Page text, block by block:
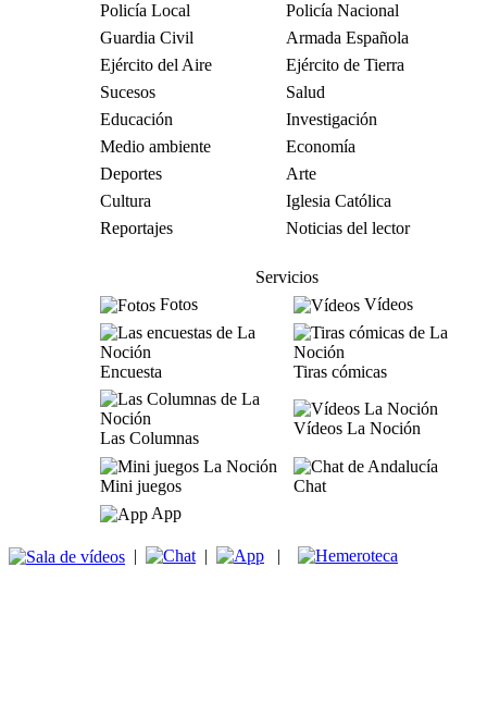
Policía Local
Policía Nacional
Guardia Civil
Armada Española
Ejército del Aire
Ejército de Tierra
Sucesos
Salud
Educación
Investigación
Medio ambiente
Economía
Deportes
Arte
Cultura
Iglesia Católica
Reportajes
Noticias del lector
Servicios
Fotos
Vídeos
Encuesta Tiras cómicas
Las Columnas
Vídeos La Noción
Mini juegos
Chat
App
| | |